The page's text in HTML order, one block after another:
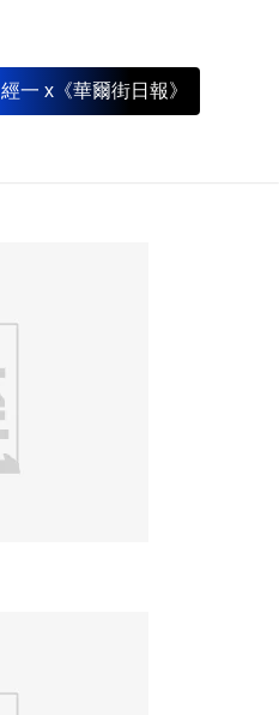
經一 x《華爾街日報》